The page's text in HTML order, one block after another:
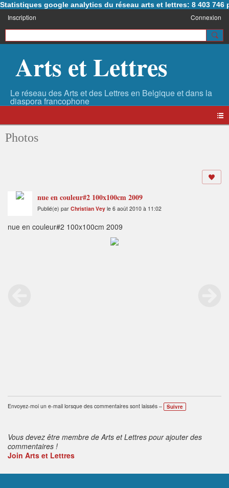
Statistiques google analytics du réseau arts et lettres: 8 403 746
Inscription Connexion
Arts et Lettres
Photos
nue en couleur#2 100x100cm 2009
Publié(e) par Christian Vey le 6 août 2010 à 11:02
nue en couleur#2 100x100cm 2009
Envoyez-moi un e-mail lorsque des commentaires sont laissés – Suivre
Vous devez être membre de Arts et Lettres pour ajouter des
commentaires !
Join Arts et Lettres